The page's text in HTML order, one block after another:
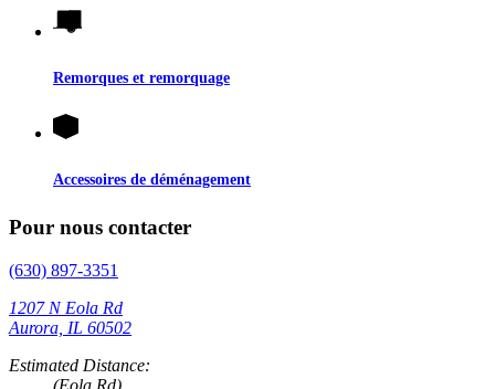
Remorques et remorquage
Accessoires de déménagement
Pour nous contacter
(630) 897-3351
1207 N Eola Rd
Aurora, IL 60502
Estimated Distance:
(Eola Rd)